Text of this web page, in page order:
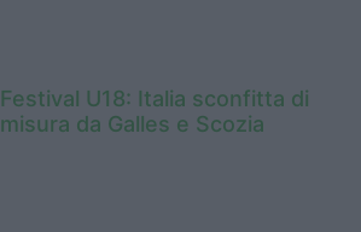
Festival U18: Italia sconfitta di
misura da Galles e Scozia